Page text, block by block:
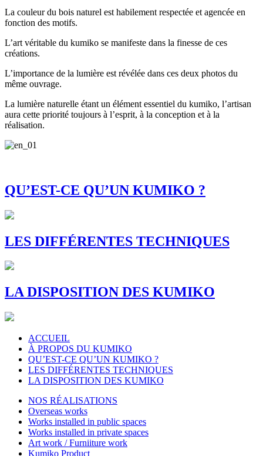
La couleur du bois naturel est habilement respectée et agencée en
fonction des motifs.
L’art véritable du kumiko se manifeste dans la finesse de ces
créations.
L’importance de la lumière est révélée dans ces deux photos du
même ouvrage.
La lumière naturelle étant un élément essentiel du kumiko, l’artisan
aura cette priorité toujours à l’esprit, à la conception et à la
réalisation.
QU’EST-CE QU’UN KUMIKO ?
LES DIFFÉRENTES TECHNIQUES
LA DISPOSITION DES KUMIKO
ACCUEIL
À PROPOS DU KUMIKO
QU’EST-CE QU’UN KUMIKO ?
LES DIFFÉRENTES TECHNIQUES
LA DISPOSITION DES KUMIKO
NOS RÉALISATIONS
Overseas works
Works installed in public spaces
Works installed in private spaces
Art work / Furniiture work
Kumiko Product